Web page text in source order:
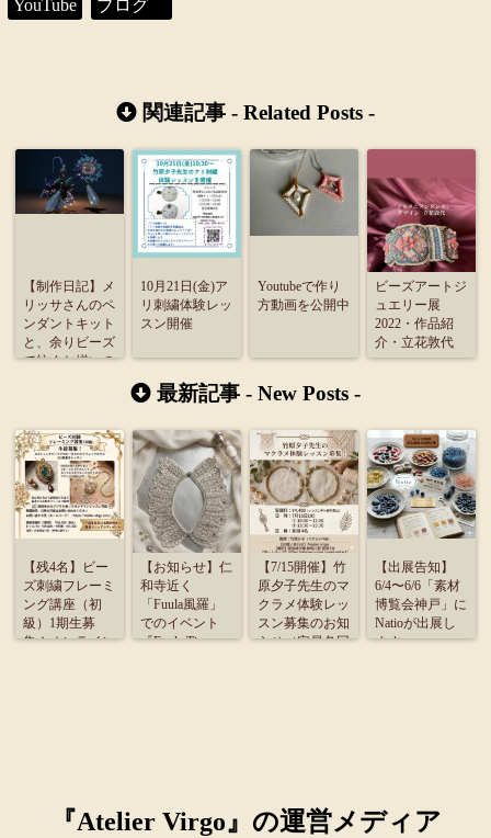
YouTube ブログ
関連記事 - Related Posts -
【制作日記】メ
リッサさんのペ
ンダントキット
と、余りビーズ
で紡ぐお揃いの
10月21日(金)ア
リ刺繍体験レッ
スン開催
Youtubeで作り
方動画を公開中
ビーズアートジ
ュエリー展
2022・作品紹
介・立花敦代
最新記事 - New Posts -
【残4名】ビー
ズ刺繍フレーミ
ング講座（初
級）1期生募
集！オンライン
【お知らせ】仁
和寺近く
「Fuula風羅」
でのイベント
『Fuula Time』
【7/15開催】竹
原夕子先生のマ
クラメ体験レッ
スン募集のお知
らせ（定員各回
【出展告知】
6/4〜6/6「素材
博覧会神戸」に
Natioが出展し
ます
『Atelier Virgo』の運営メディア